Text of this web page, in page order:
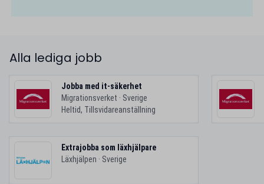
Alla lediga jobb
Jobba med it-säkerhet
Migrationsverket · Sverige
Heltid, Tillsvidareanställning
Extrajobba som läxhjälpare
Läxhjälpen · Sverige